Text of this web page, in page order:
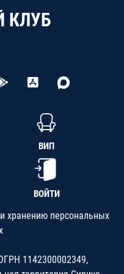
КЛУБ
ВИП
ВОЙТИ
хранению персональных
1142300002349,